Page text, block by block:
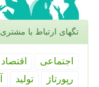
تگهای ارتباط با مشتری
اجتماعی اقتصاد
رپورتاژ
تولید